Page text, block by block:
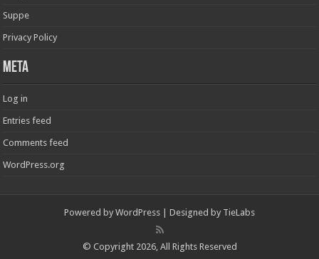
Suppe
Privacy Policy
Meta
Log in
Entries feed
Comments feed
WordPress.org
Powered by WordPress | Designed by TieLabs
© Copyright 2026, All Rights Reserved